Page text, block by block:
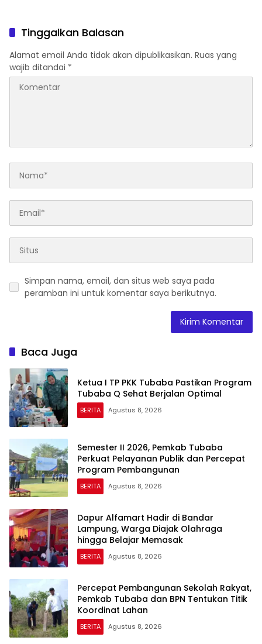
Tinggalkan Balasan
Alamat email Anda tidak akan dipublikasikan. Ruas yang
wajib ditandai *
Simpan nama, email, dan situs web saya pada
peramban ini untuk komentar saya berikutnya.
Baca Juga
Ketua I TP PKK Tubaba Pastikan Program
Tubaba Q Sehat Berjalan Optimal
BERITA Agustus 8, 2026
Semester II 2026, Pemkab Tubaba
Perkuat Pelayanan Publik dan Percepat
Program Pembangunan
BERITA Agustus 8, 2026
Dapur Alfamart Hadir di Bandar
Lampung, Warga Diajak Olahraga
hingga Belajar Memasak
BERITA Agustus 8, 2026
Percepat Pembangunan Sekolah Rakyat,
Pemkab Tubaba dan BPN Tentukan Titik
Koordinat Lahan
BERITA Agustus 8, 2026